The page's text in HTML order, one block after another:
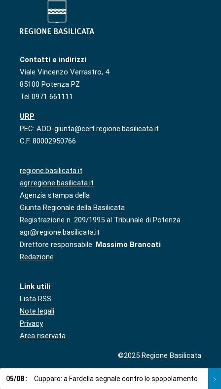
Contatti e indirizzi
Viale Vincenzo Verrastro, 4
85100 Potenza PZ
Tel 0971 661111
URP
PEC: AOO-giunta@cert.regione.basilicata.it
C.F. 80002950766
regione.basilicata.it
agr.regione.basilicata.it
Agenzia stampa della
Giunta Regionale della Basilicata
Registrazione n. 209/1995 al Tribunale di Potenza
agr@regione.basilicata.it
Direttore responsabile: Massimo Brancati
Redazione
Link utili
Lista RSS
Note legali
Privacy
Area riservata
©2025 Regione Basilicata
05/08 : Cupparo: a Fardella segnale contro lo spopolamento 05